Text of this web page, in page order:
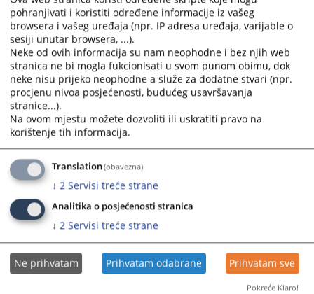
calendar
and
select
a
date.
Press
the
question
mark
key
get
the
keyboard
shortcuts
for
changing
dates.
calendar
and
select
a
date.
Press
question
mark
key
to
get
keyboard
shortcuts
for
changing
dates.
Trenutno nema vijesti
pohranjivati i koristiti određene informacije iz vašeg
browsera i vašeg uređaja (npr. IP adresa uređaja, varijable o
sesiji unutar browsera, ...).
Neke od ovih informacija su nam neophodne i bez njih web
stranica ne bi mogla fukcionisati u svom punom obimu, dok
neke nisu prijeko neophodne a služe za dodatne stvari (npr.
procjenu nivoa posjećenosti, budućeg usavršavanja
stranice...).
Na ovom mjestu možete dozvoliti ili uskratiti pravo na
korištenje tih informacija.
Translation(obavezna)
↓ 2 Servisi treće strane
Analitika o posjećenosti stranica
↓ 2 Servisi treće strane
Ne prihvatam Prihvatam odabrane Prihvatam sve
Pokreće Klaro!